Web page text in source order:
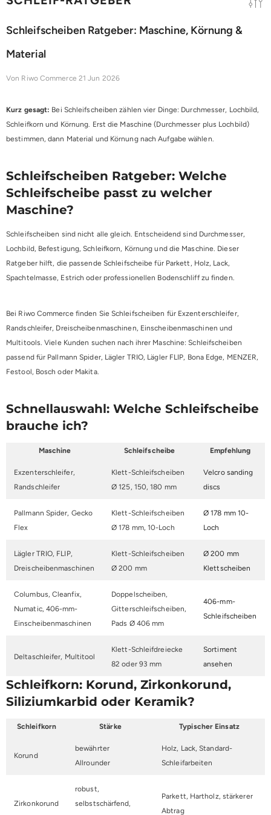
Schleifscheiben Ratgeber: Maschine, Körnung &
Material
Von Riwo Commerce 21 Jun 2026
Kurz gesagt: Bei Schleifscheiben zählen vier Dinge: Durchmesser, Lochbild,
Schleifkorn und Körnung. Erst die Maschine (Durchmesser plus Lochbild)
bestimmen, dann Material und Körnung nach Aufgabe wählen.
Schleifscheiben Ratgeber: Welche
Schleifscheibe passt zu welcher
Maschine?
Schleifscheiben sind nicht alle gleich. Entscheidend sind Durchmesser,
Lochbild, Befestigung, Schleifkorn, Körnung und die Maschine. Dieser
Ratgeber hilft, die passende Schleifscheibe für Parkett, Holz, Lack,
Spachtelmasse, Estrich oder professionellen Bodenschliff zu finden.
Bei Riwo Commerce finden Sie Schleifscheiben für Exzenterschleifer,
Randschleifer, Dreischeibenmaschinen, Einscheibenmaschinen und
Multitools. Viele Kunden suchen nach ihrer Maschine: Schleifscheiben
passend für Pallmann Spider, Lägler TRIO, Lägler FLIP, Bona Edge, MENZER,
Festool, Bosch oder Makita.
Schnellauswahl: Welche Schleifscheibe
brauche ich?
Maschine Schleifscheibe Empfehlung
Exzenterschleifer,
Randschleifer
Klett-Schleifscheiben
Ø 125, 150, 180 mm
Velcro sanding
discs
Pallmann Spider, Gecko
Flex
Klett-Schleifscheiben
Ø 178 mm, 10-Loch
Ø 178 mm 10-
Loch
Lägler TRIO, FLIP,
Dreischeibenmaschinen
Klett-Schleifscheiben
Ø 200 mm
Ø 200 mm
Klettscheiben
Columbus, Cleanfix,
Numatic, 406-mm-
Einscheibenmaschinen
Doppelscheiben,
Gitterschleifscheiben,
Pads Ø 406 mm
406-mm-
Schleifscheiben
Deltaschleifer, Multitool
Klett-Schleifdreiecke
82 oder 93 mm
Sortiment
ansehen
Schleifkorn: Korund, Zirkonkorund,
Siliziumkarbid oder Keramik?
Schleifkorn Stärke Typischer Einsatz
Korund
bewährter
Allrounder
Holz, Lack, Standard-
Schleifarbeiten
Zirkonkorund
robust,
selbstschärfend,
Parkett, Hartholz, stärkerer
Abtrag